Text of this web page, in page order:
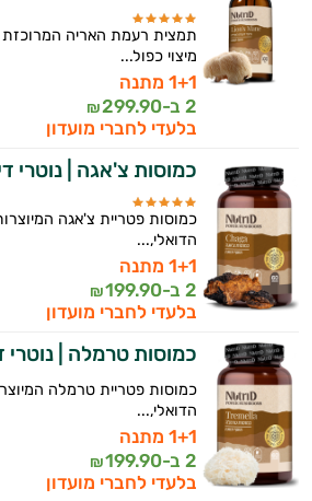
תמצית רעמת האריה המרוכזת
מיצוי כפול...
1+1 מתנה
2 ב-
299.90
₪
בלעדי לחברי מועדון
כמוסות צ'אגה | נוטרי
כמוסות פטריית צ'אגה
הדואלי,...
1+1 מתנה
2 ב-
199.90
₪
בלעדי לחברי מועדון
כמוסות טרמלה | נוטרי
כמוסות פטריית טרמלה
הדואלי,...
1+1 מתנה
2 ב-
199.90
₪
בלעדי לחברי מועדון